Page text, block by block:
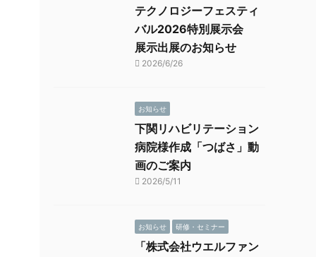
テクノロジーフェスティ
バル2026特別展示会
展示出展のお知らせ
2026/6/26
お知らせ
下関リハビリテーション
病院様作成「つばさ」動
画のご案内
2026/5/11
お知らせ 研修・セミナー
「株式会社ウエルファン